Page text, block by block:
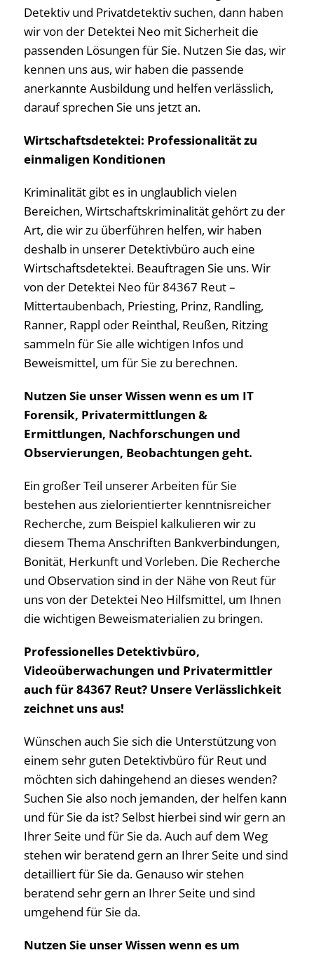
Detektiv und Privatdetektiv suchen, dann haben
wir von der Detektei Neo mit Sicherheit die
passenden Lösungen für Sie. Nutzen Sie das, wir
kennen uns aus, wir haben die passende
anerkannte Ausbildung und helfen verlässlich,
darauf sprechen Sie uns jetzt an.
Wirtschaftsdetektei: Professionalität zu
einmaligen Konditionen
Kriminalität gibt es in unglaublich vielen
Bereichen, Wirtschaftskriminalität gehört zu der
Art, die wir zu überführen helfen, wir haben
deshalb in unserer Detektivbüro auch eine
Wirtschaftsdetektei. Beauftragen Sie uns. Wir
von der Detektei Neo für 84367 Reut –
Mittertaubenbach, Priesting, Prinz, Randling,
Ranner, Rappl oder Reinthal, Reußen, Ritzing
sammeln für Sie alle wichtigen Infos und
Beweismittel, um für Sie zu berechnen.
Nutzen Sie unser Wissen wenn es um IT
Forensik, Privatermittlungen &
Ermittlungen, Nachforschungen und
Observierungen, Beobachtungen geht.
Ein großer Teil unserer Arbeiten für Sie
bestehen aus zielorientierter kenntnisreicher
Recherche, zum Beispiel kalkulieren wir zu
diesem Thema Anschriften Bankverbindungen,
Bonität, Herkunft und Vorleben. Die Recherche
und Observation sind in der Nähe von Reut für
uns von der Detektei Neo Hilfsmittel, um Ihnen
die wichtigen Beweismaterialien zu bringen.
Professionelles Detektivbüro,
Videoüberwachungen und Privatermittler
auch für 84367 Reut? Unsere Verlässlichkeit
zeichnet uns aus!
Wünschen auch Sie sich die Unterstützung von
einem sehr guten Detektivbüro für Reut und
möchten sich dahingehend an dieses wenden?
Suchen Sie also noch jemanden, der helfen kann
und für Sie da ist? Selbst hierbei sind wir gern an
Ihrer Seite und für Sie da. Auch auf dem Weg
stehen wir beratend gern an Ihrer Seite und sind
detailliert für Sie da. Genauso wir stehen
beratend sehr gern an Ihrer Seite und sind
umgehend für Sie da.
Nutzen Sie unser Wissen wenn es um